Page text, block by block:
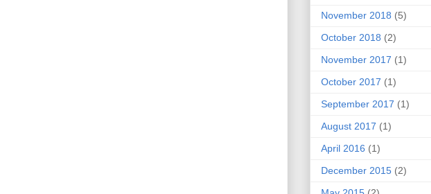
November 2018 (5)
October 2018 (2)
November 2017 (1)
October 2017 (1)
September 2017 (1)
August 2017 (1)
April 2016 (1)
December 2015 (2)